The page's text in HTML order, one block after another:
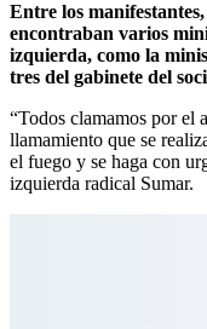
Entre los
encontraban varios
izquierda, como la
tres del gabinete del
“Todos clamamos por el
llamamiento que se
el fuego y se haga con
izquierda radical Sumar.